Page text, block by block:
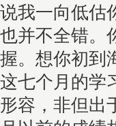
我一向低估
并不全错。
。想你初到
七个月的学
容，非但出